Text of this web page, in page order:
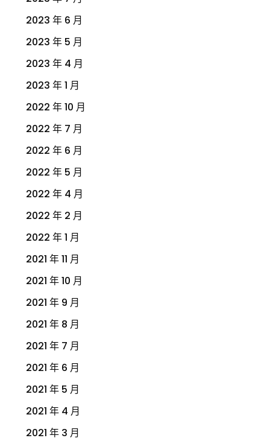
2023 年 6 月
2023 年 5 月
2023 年 4 月
2023 年 1 月
2022 年 10 月
2022 年 7 月
2022 年 6 月
2022 年 5 月
2022 年 4 月
2022 年 2 月
2022 年 1 月
2021 年 11 月
2021 年 10 月
2021 年 9 月
2021 年 8 月
2021 年 7 月
2021 年 6 月
2021 年 5 月
2021 年 4 月
2021 年 3 月